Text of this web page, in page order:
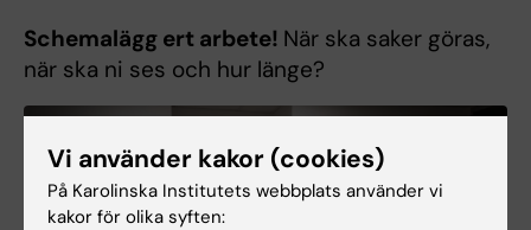
Schemalägg ert arbete! När ska saker göras,
när ska ni ses och hur länge?
Vi använder kakor (cookies)
På Karolinska Institutets webbplats använder vi
kakor för olika syften: